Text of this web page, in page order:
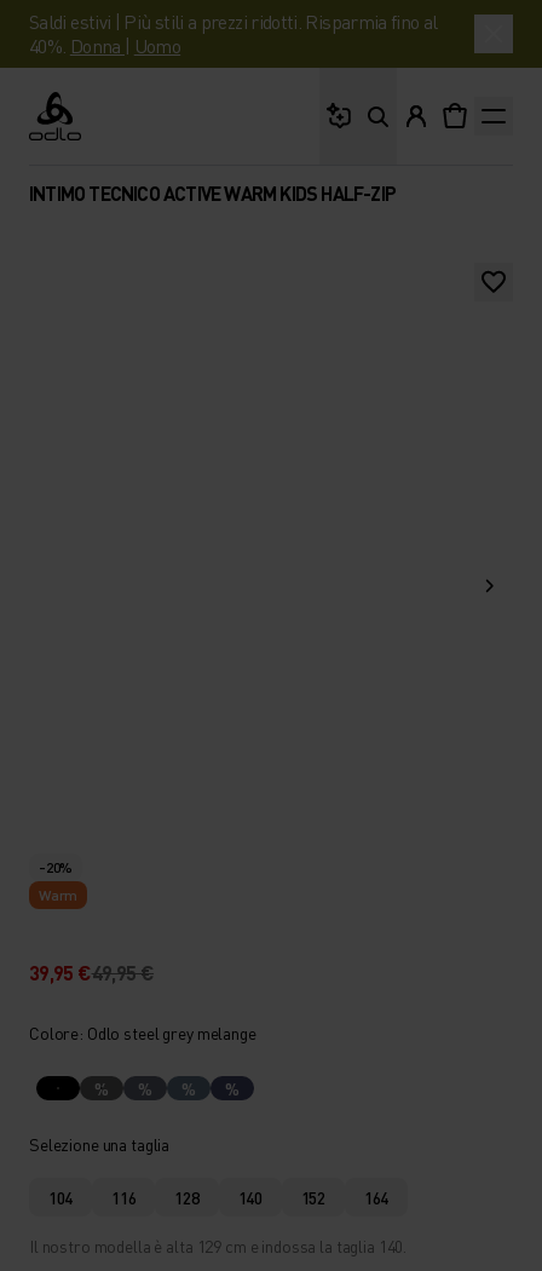
Saldi estivi | Più stili a prezzi ridotti. Risparmia fino al
40%. Donna | Uomo
Odlo
INTIMO TECNICO ACTIVE WARM KIDS HALF-ZIP
-20%
Warm
39,95 €49,95 €
Colore: Odlo steel grey melange
% % % %
Selezione una taglia
104 116 128 140 152 164
Il nostro modella è alta 129 cm e indossa la taglia 140.